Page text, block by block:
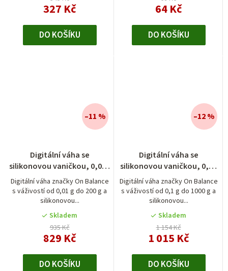
327 Kč
DO KOŠÍKU
64 Kč
DO KOŠÍKU
Digitální váha se
silikonovou vaničkou, 0,01 -
200 g
Digitální váha značky On Balance
s váživostí od 0,01 g do 200 g a
silikonovou...
Skladem
935 Kč
829 Kč
–11 %
DO KOŠÍKU
Digitální váha se
silikonovou vaničkou, 0,1 -
1000 g
Digitální váha značky On Balance
s váživostí od 0,1 g do 1000 g a
silikonovou...
Skladem
1 154 Kč
1 015 Kč
–12 %
DO KOŠÍKU